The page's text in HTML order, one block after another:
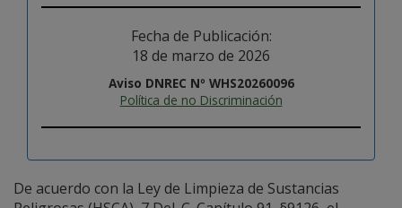
Fecha de Publicación:
18 de marzo de 2026
Aviso DNREC Nº WHS20260096
Política de no Discriminación
De acuerdo con la Ley de Limpieza de Sustancias